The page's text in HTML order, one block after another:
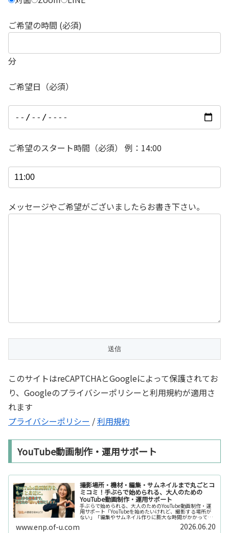
ご希望の時間 (必須)
分
ご希望日（必須）
ご希望のスタート時間（必須） 例：14:00
メッセージやご希望がございましたらお書き下さい。
このサイトはreCAPTCHAとGoogleによって保護されてお
り、Googleのプライバシーポリシーと利用規約が適用さ
れます
プライバシーポリシー /利用規約
YouTube動画制作・運用サポート
撮影場所・機材・編集・サムネイルまで丸ごとコ
ミコミ！手ぶらで始められる、大人のための
YouTube動画制作・運用サポート
手ぶらで始められる、大人のためのYouTube動画制作・運
用サポート「YouTubeを始めたいけれど、撮影する場所が
ない」「編集やサムネイル作りに膨大な時間がかかって長
続きしない」「機材を揃えるだけで何万円もかかってしま
www.enp.of-u.com 2026.06.20